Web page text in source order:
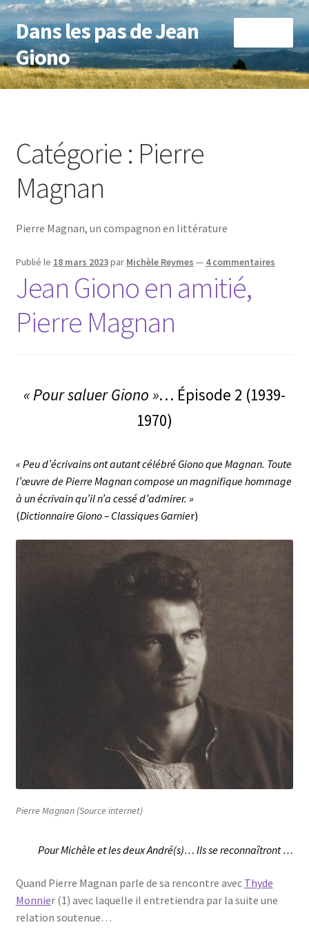
Aller
à
la
navigation
Aller
au
contenu
Dans les pas de Jean
Giono
Accueil
Manosque et ses environs
Marseille
Marseille
Forcalquier et ses environs
Catégorie : Pierre
Magnan
Pierre Magnan, un compagnon en littérature
Publié le 18 mars 2023par Michèle Reymes — 4 commentaires
Jean Giono en amitié,
Pierre Magnan
« Pour saluer Giono »… Épisode 2 (1939-
1970)
« Peu d’écrivains ont autant célébré Giono que Magnan. Toute
l’œuvre de Pierre Magnan compose un magnifique hommage
à un écrivain qu’il n’a cessé d’admirer. »
(Dictionnaire Giono – Classiques Garnier)
Pierre Magnan (Source internet)
Pour Michèle et les deux André(s)… Ils se reconnaîtront …
Quand Pierre Magnan parle de sa rencontre avec Thyde
Monnier (1) avec laquelle il entretiendra par la suite une
relation soutenue…